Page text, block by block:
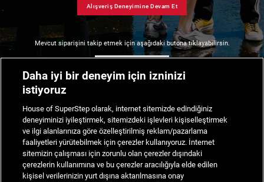
Alışveriş Deneyimine Devam Et
Mevcut siparişini takip etmek için aşağıdaki butona tıklayabilirsin.
Daha iyi bir deneyim için izninizi
istiyoruz
House of SuperStep olarak, internet sitemizde edindiğiniz
deneyiminizi iyileştirmek, sitemizdeki işlevleri kişiselleştirmek
ve ilgi alanlarınıza göre özelleştirilmiş reklam/pazarlama
faaliyetleri yürütebilmek için çerezler kullanıyoruz. İnternet
sitemizin çalışması için zorunlu olan çerezler dışındaki
çerezlerin kullanımına ve bu çerezler aracılığıyla elde edilen
kişisel verilerinizin yurt dışına aktarılmasına onay